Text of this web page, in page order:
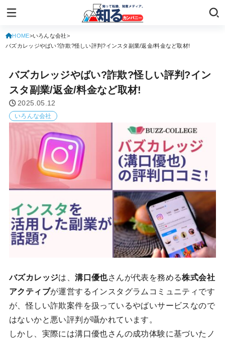
HOME いろんな会社
バズカレッジやばい?詐欺?怪しい評判?インスタ副業/返金/料金など取材!
バズカレッジやばい?詐欺?怪しい評判?イン
スタ副業/返金/料金など取材!
2025.05.12
いろんな会社
バズカレッジは、溝口優也さんが代表を務める株式会社
アクティブが運営するインスタグラムコミュニティです
が、怪しい詐欺案件を扱っているやばいサービスなので
はないかと悪い評判が囁かれています。
しかし、実際には溝口優也さんの成功体験に基づいたノ